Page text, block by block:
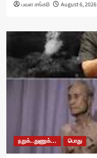
பவள சங்கரி August 6, 2026
நறுக்..துணுக்... பொது